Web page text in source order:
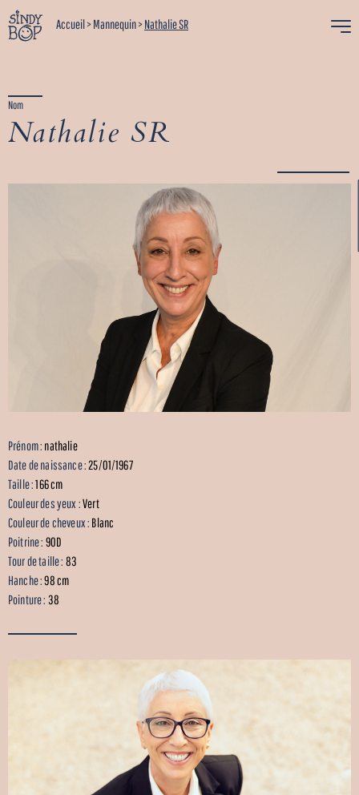
Accueil>Mannequin>Nathalie SR
Nom
Nathalie SR
Prénom : nathalie
Date de naissance :25/01/1967
Taille :166 cm
Couleur des yeux :Vert
Couleur de cheveux : Blanc
Poitrine : 90D
Tour de taille : 83
Hanche :98 cm
Pointure : 38